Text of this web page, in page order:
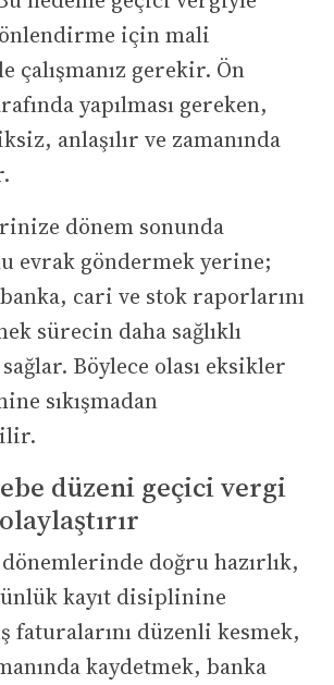
için mali
çalışmanız gerekir. Ön
yapılması gereken,
anlaşılır ve zamanında
dönem sonunda
evrak göndermek yerine;
cari ve stok raporlarını
sürecin daha sağlıklı
Böylece olası eksikler
sıkışmadan
düzeni geçici vergi
doğru hazırlık,
kayıt disiplinine
faturalarını düzenli kesmek,
kaydetmek, banka